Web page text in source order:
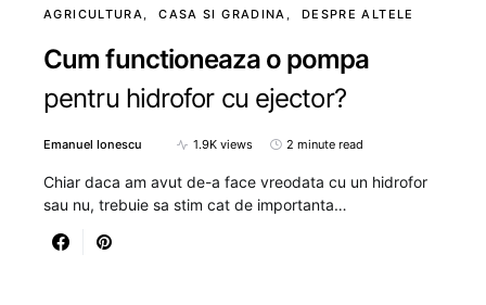
AGRICULTURA CASA SI GRADINA DESPRE ALTELE
Cum functioneaza o pompa
pentru hidrofor cu ejector?
Emanuel Ionescu 1.9K views 2 minute read
Chiar daca am avut de-a face vreodata cu un hidrofor
sau nu, trebuie sa stim cat de importanta…